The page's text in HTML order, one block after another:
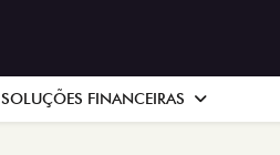
SOLUÇÕES FINANCEIRAS